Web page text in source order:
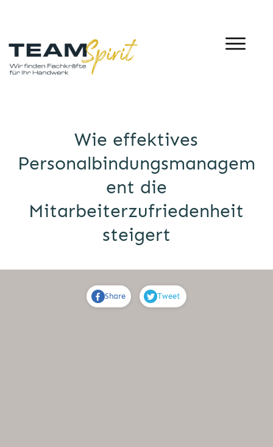
Wie effektives
Personalbindungsmanagem
ent die
Mitarbeiterzufriedenheit
steigert
Share Tweet